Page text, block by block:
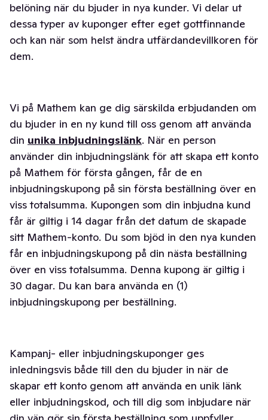
belöning när du bjuder in nya kunder. Vi delar ut
dessa typer av kuponger efter eget gottfinnande
och kan när som helst ändra utfärdandevillkoren för
dem.
Vi på Mathem kan ge dig särskilda erbjudanden om
du bjuder in en ny kund till oss genom att använda
din unika inbjudningslänk. När en person
använder din inbjudningslänk för att skapa ett konto
på Mathem för första gången, får de en
inbjudningskupong på sin första beställning över en
viss totalsumma. Kupongen som din inbjudna kund
får är giltig i 14 dagar från det datum de skapade
sitt Mathem-konto. Du som bjöd in den nya kunden
får en inbjudningskupong på din nästa beställning
över en viss totalsumma. Denna kupong är giltig i
30 dagar. Du kan bara använda en (1)
inbjudningskupong per beställning.
Kampanj- eller inbjudningskuponger ges
inledningsvis både till den du bjuder in när de
skapar ett konto genom att använda en unik länk
eller inbjudningskod, och till dig som inbjudare när